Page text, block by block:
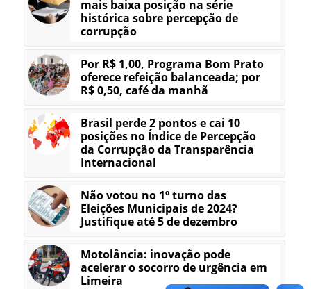
mais baixa posição na série
histórica sobre percepção de
corrupção
Por R$ 1,00, Programa Bom Prato
oferece refeição balanceada; por
R$ 0,50, café da manhã
Brasil perde 2 pontos e cai 10
posições no Índice de Percepção
da Corrupção da Transparência
Internacional
Não votou no 1º turno das
Eleições Municipais de 2024?
Justifique até 5 de dezembro
Motolância: inovação pode
acelerar o socorro de urgência em
Limeira